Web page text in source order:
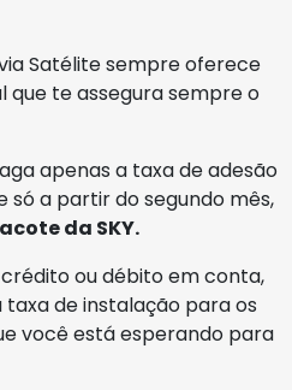
Satélite sempre oferece
que te assegura sempre o
apenas a taxa de adesão
só a partir do segundo mês,
da SKY.
ou débito em conta,
de instalação para os
você está esperando para